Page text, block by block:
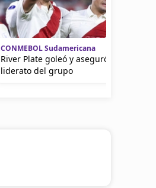
CONMEBOL Sudamericana
River Plate goleó y aseguró el
liderato del grupo